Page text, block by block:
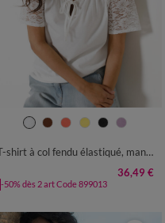
34/36 38/40 42/44
46/48
T-shirt à col fendu élastiqué, manches coude en dentelle
36,49 €
-50% dès 2 art Code 899013